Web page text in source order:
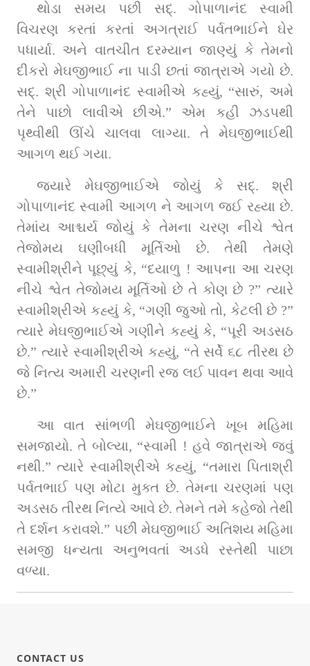
થોડા સમય પછી સદ્‌. ગોપાળાનંદ સ્વામી
વિચરણ કરતાં કરતાં અગત્રાઈ પર્વતભાઈને ઘેર
પધાર્યા. અને વાતચીત દરમ્યાન જાણ્યું કે તેમનો
દીકરો મેઘજીભાઈ ના પાડી છતાં જાત્રાએ ગયો છે.
સદ્‌. શ્રી ગોપાળાનંદ સ્વામીએ કહ્યું, “સારું, અમે
તેને પાછો લાવીએ છીએ.” એમ કહી ઝડપથી
પૃથ્વીથી ઊંચે ચાલવા લાગ્યા. તે મેઘજીભાઈથી
આગળ થઈ ગયા.
જ્યારે મેઘજીભાઈએ જોયું કે સદ્‌. શ્રી
ગોપાળાનંદ સ્વામી આગળ ને આગળ જઈ રહ્યા છે.
તેમાંય આશ્ચર્ય જોયું કે તેમના ચરણ નીચે શ્વેત
તેજોમય ઘણીબધી મૂર્તિઓ છે. તેથી તેમણે
સ્વામીશ્રીને પૂછ્યું કે, “દયાળુ ! આપના આ ચરણ
નીચે શ્વેત તેજોમય મૂર્તિઓ છે તે કોણ છે ?” ત્યારે
સ્વામીશ્રીએ કહ્યું કે, “ગણી જુઓ તો, કેટલી છે ?”
ત્યારે મેઘજીભાઈએ ગણીને કહ્યું કે, “પૂરી અડસઠ
છે.” ત્યારે સ્વામીશ્રીએ કહ્યું, “તે સર્વે ૬૮ તીરથ છે
જે નિત્ય અમારી ચરણની રજ લઈ પાવન થવા આવે
છે.”
આ વાત સાંભળી મેઘજીભાઈને ખૂબ મહિમા
સમજાયો. તે બોલ્યા, “સ્વામી ! હવે જાત્રાએ જવું
નથી.” ત્યારે સ્વામીશ્રીએ કહ્યું, “તમારા પિતાશ્રી
પર્વતભાઈ પણ મોટા મુક્ત છે. તેમના ચરણમાં પણ
અડસઠ તીરથ નિત્યે આવે છે. તેમને તમે કહેજો તેથી
તે દર્શન કરાવશે.” પછી મેઘજીભાઈ અતિશય મહિમા
સમજી ધન્યતા અનુભવતાં અડધે રસ્તેથી પાછા
વળ્યા.
CONTACT US